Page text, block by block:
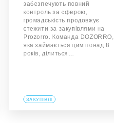
забезпечують повний
контроль за сферою,
громадськість продовжує
стежити за закупівлями на
Prozorro. Команда DOZORRO,
яка займається цим понад 8
років, ділиться…
ЗАКУПІВЛІ